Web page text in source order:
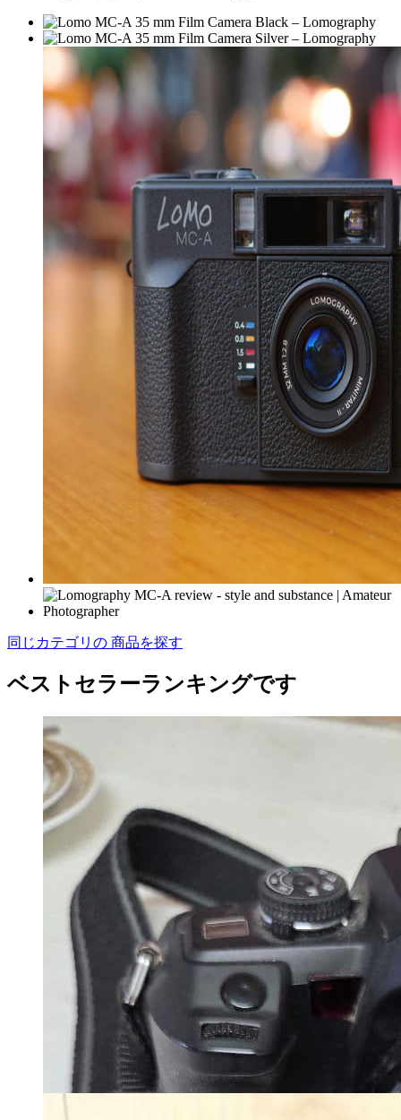
同じカテゴリの 商品を探す
ベストセラーランキングです